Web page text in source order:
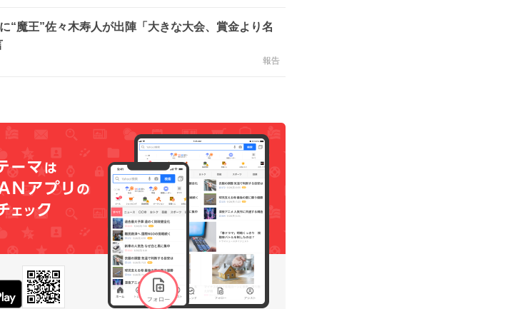
“魔王”佐々木寿人が出陣「大きな大会、賞金より名
報告